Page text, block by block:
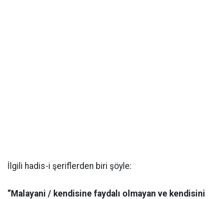
İlgili hadis-i şeriflerden biri şöyle:
“Malayani / kendisine faydalı olmayan ve kendisini